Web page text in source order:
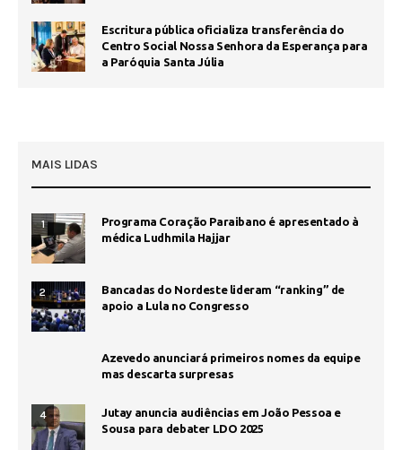
Escritura pública oficializa transferência do
Centro Social Nossa Senhora da Esperança para
a Paróquia Santa Júlia
MAIS LIDAS
1
Programa Coração Paraibano é apresentado à
médica Ludhmila Hajjar
2
Bancadas do Nordeste lideram “ranking” de
apoio a Lula no Congresso
Azevedo anunciará primeiros nomes da equipe
mas descarta surpresas
4
Jutay anuncia audiências em João Pessoa e
Sousa para debater LDO 2025